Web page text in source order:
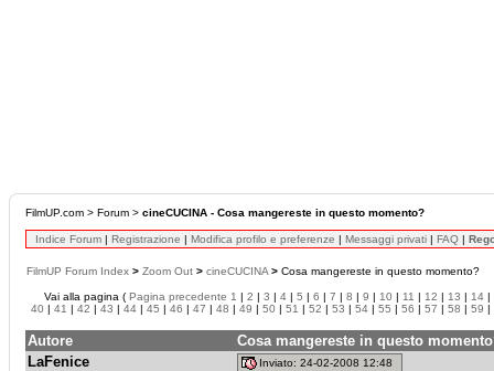
FilmUP.com > Forum > cineCUCINA - Cosa mangereste in questo momento?
Indice Forum | Registrazione | Modifica profilo e preferenze | Messaggi privati | FAQ |
FilmUP Forum Index > Zoom Out > cineCUCINA > Cosa mangereste in questo momento?
Vai alla pagina ( Pagina precedente 1 | 2 | 3 | 4 | 5 | 6 | 7 | 8 | 9 | 10 | 11 | 12 | 13 | 14 |
40 | 41 | 42 | 43 | 44 | 45 | 46 | 47 | 48 | 49 | 50 | 51 | 52 | 53 | 54 | 55 | 56 | 57 | 58 | 59 |
Autore
Cosa mangereste in questo
LaFenice
Inviato: 24-02-2008 12:48